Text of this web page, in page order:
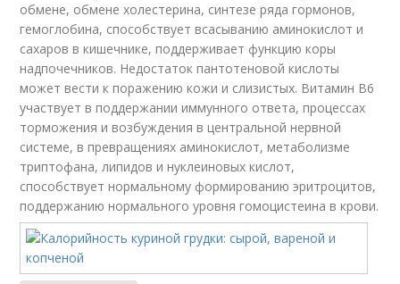
обмене, обмене холестерина, синтезе ряда гормонов,
гемоглобина, способствует всасыванию аминокислот и
сахаров в кишечнике, поддерживает функцию коры
надпочечников. Недостаток пантотеновой кислоты
может вести к поражению кожи и слизистых. Витамин В6
участвует в поддержании иммунного ответа, процессах
торможения и возбуждения в центральной нервной
системе, в превращениях аминокислот, метаболизме
триптофана, липидов и нуклеиновых кислот,
способствует нормальному формированию эритроцитов,
поддержанию нормального уровня гомоцистеина в крови.